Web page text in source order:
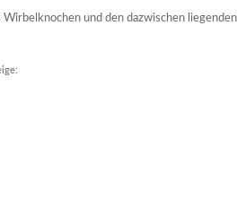
und den dazwischen